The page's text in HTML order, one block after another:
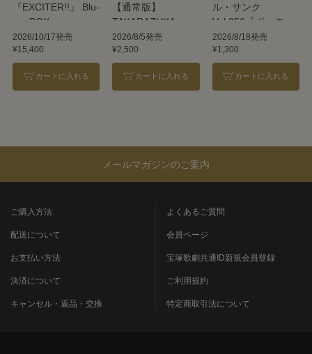
『EXCITER!!』 Blu-
ray BOX
2026/10/17発売
¥15,400
カートに入れる
【通常版】
TAKARAZUKA
REVUE 2026
2026/8/5発売
¥2,500
カートに入れる
ル・サンク
Vol.256『ポーの一
族』＜雪組＞
2026/8/18発売
¥1,300
カートに入れる
メールマガジンのご案内
ご購入方法
配送について
お支払い方法
決済について
キャンセル・返品・交換
よくあるご質問
会員ページ
宝塚歌劇共通ID新規会員登録
ご利用規約
特定商取引法について